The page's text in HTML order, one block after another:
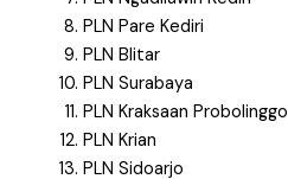
PLN Pare Kediri
PLN Blitar
PLN Surabaya
PLN Kraksaan Probolinggo
PLN Krian
PLN Sidoarjo